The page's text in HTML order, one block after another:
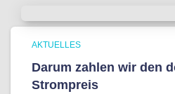
AKTUELLES
Darum zahlen wir den
Strompreis